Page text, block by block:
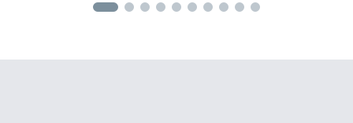
intuitiva anche nelle applicazioni più